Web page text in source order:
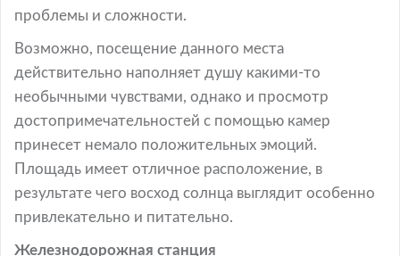
проблемы и сложности.
Возможно, посещение данного места
действительно наполняет душу какими-то
необычными чувствами, однако и просмотр
достопримечательностей с помощью камер
принесет немало положительных эмоций.
Площадь имеет отличное расположение, в
результате чего восход солнца выглядит особенно
привлекательно и питательно.
Железнодорожная станция